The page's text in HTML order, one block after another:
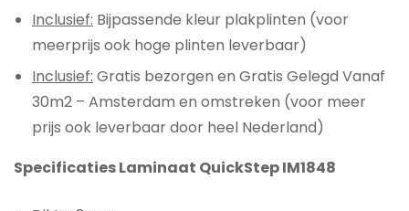
Inclusief: Bijpassende kleur plakplinten (voor
meerprijs ook hoge plinten leverbaar)
Inclusief: Gratis bezorgen en Gratis Gelegd Vanaf
30m2 – Amsterdam en omstreken (voor meer
prijs ook leverbaar door heel Nederland)
SpecificatiesLaminaat QuickStep IM1848